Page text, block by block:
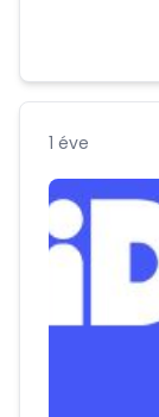
ezáltal
1 éve